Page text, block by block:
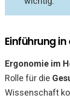
Einführung
Ergonomie im
Rolle für die
Wissenschaft